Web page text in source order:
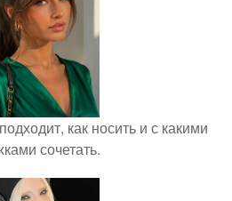
как носить и с какими
сочетать.